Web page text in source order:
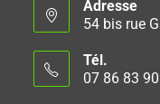
Adresse
54 bis rue
Tél.
07 86 83